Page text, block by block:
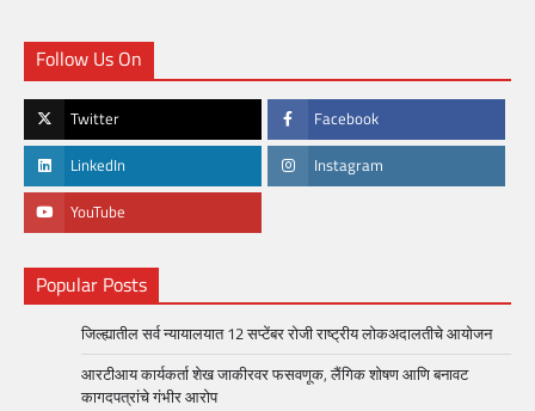
Follow Us On
Twitter Facebook
LinkedIn Instagram
YouTube
Popular Posts
जिल्ह्यातील सर्व न्यायालयात 12 सप्टेंबर रोजी राष्ट्रीय लोकअदालतीचे आयोजन
आरटीआय कार्यकर्ता शेख जाकीरवर फसवणूक, लैंगिक शोषण आणि बनावट
कागदपत्रांचे गंभीर आरोप